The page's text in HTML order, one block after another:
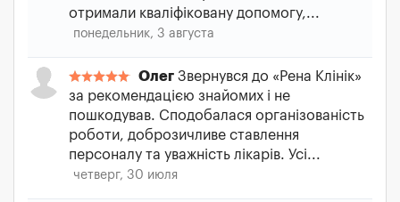
отримали кваліфіковану допомогу,...
понедельник, 3 августа
Олег Звернувся до «Рена Клінік»
за рекомендацією знайомих і не
пошкодував. Сподобалася організованість
роботи, доброзичливе ставлення
персоналу та уважність лікарів. Усі...
четверг, 30 июля